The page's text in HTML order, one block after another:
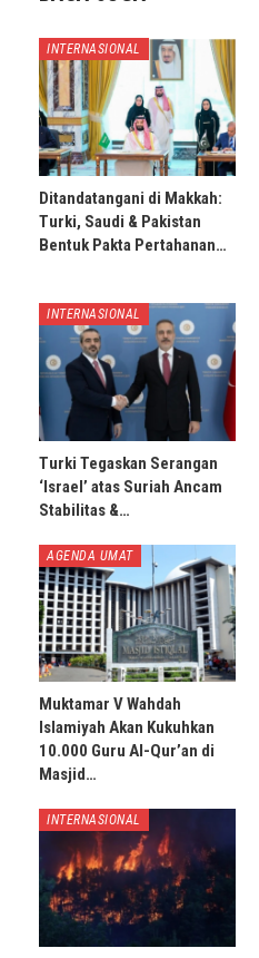
INTERNASIONAL
Ditandatangani di Makkah:
Turki, Saudi & Pakistan
Bentuk Pakta Pertahanan…
INTERNASIONAL
Turki Tegaskan Serangan
‘Israel’ atas Suriah Ancam
Stabilitas &…
AGENDA UMAT
Muktamar V Wahdah
Islamiyah Akan Kukuhkan
10.000 Guru Al-Qur’an di
Masjid…
INTERNASIONAL